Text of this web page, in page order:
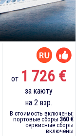
от 1 726 €
за каюту
на 2 взр.
В стоимость включены:
портовые сборы 360 €
сервисные сборы
включены